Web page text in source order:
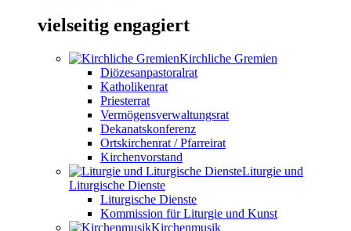
vielseitig engagiert
Kirchliche Gremien
Diözesanpastoralrat
Katholikenrat
Priesterrat
Vermögensverwaltungsrat
Dekanatskonferenz
Ortskirchenrat / Pfarreirat
Kirchenvorstand
Liturgie und
Liturgische Dienste
Liturgische Dienste
Kommission für Liturgie und Kunst
Kirchenmusik